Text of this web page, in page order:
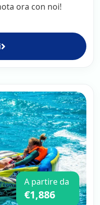
ora con noi!
A partire da
€1,886